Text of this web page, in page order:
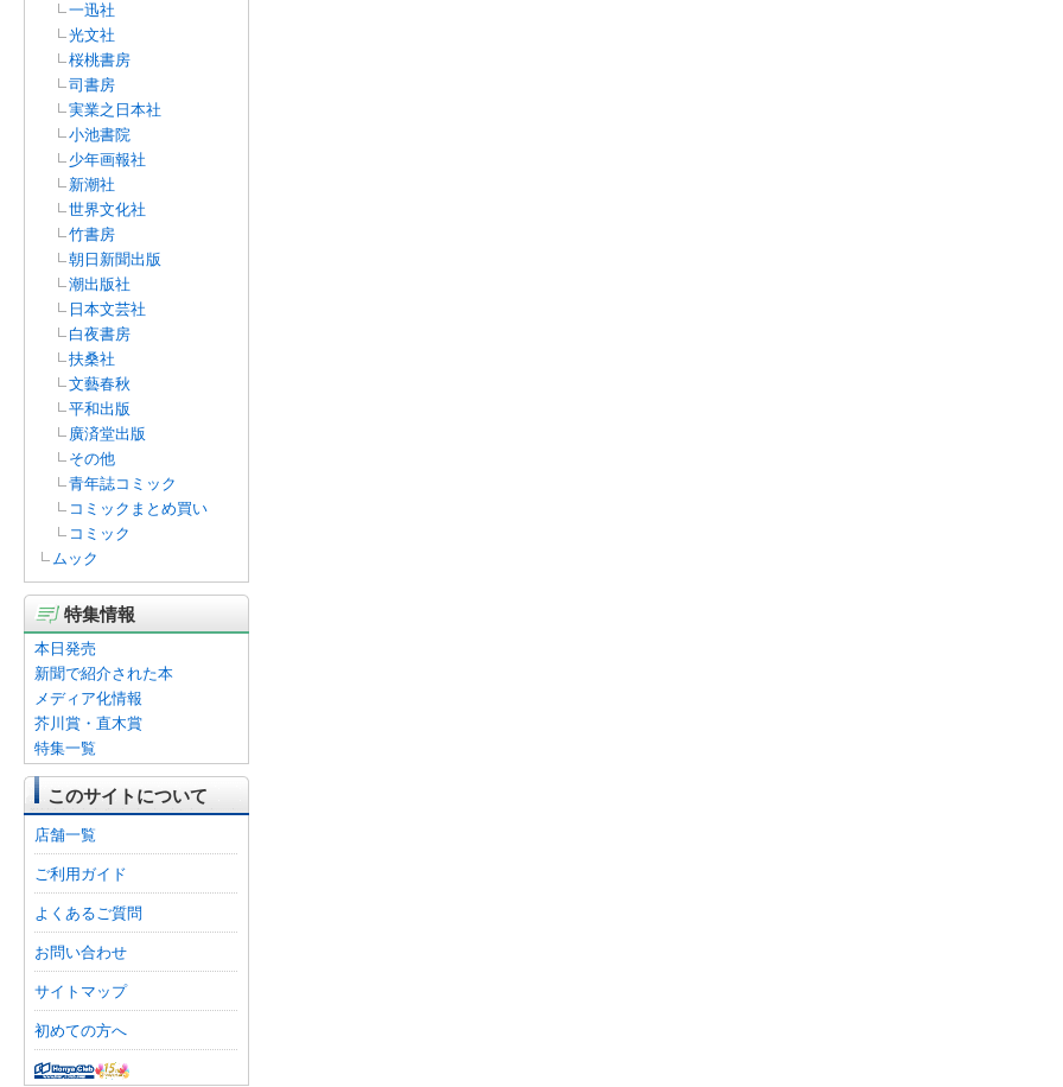
一迅社
光文社
桜桃書房
司書房
実業之日本社
小池書院
少年画報社
新潮社
世界文化社
竹書房
朝日新聞出版
潮出版社
日本文芸社
白夜書房
扶桑社
文藝春秋
平和出版
廣済堂出版
その他
青年誌コミック
コミックまとめ買い
コミック
ムック
特集情報
本日発売
新聞で紹介された本
メディア化情報
芥川賞・直木賞
特集一覧
このサイトについて
店舗一覧
ご利用ガイド
よくあるご質問
お問い合わせ
サイトマップ
初めての方へ